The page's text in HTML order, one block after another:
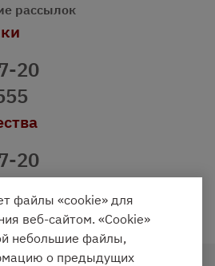
рассылок
20
20
файлы «cookie» для
веб-сайтом. «Cookie»
небольшие файлы,
о предыдущих